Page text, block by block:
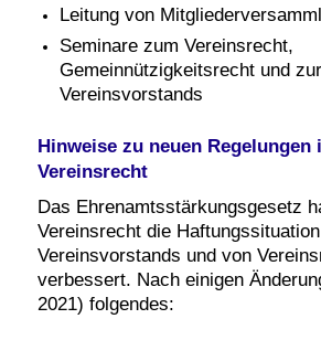
Leitung von
Seminare zum Vereinsrecht,
Gemeinnützigkeitsrecht und
Vereinsvorstands
Hinweise zu neuen Regelungen
Vereinsrecht
Das Ehrenamtsstärkungsgesetz
Vereinsrecht die
Vereinsvorstands und von
verbessert. Nach einigen
2021) folgendes: